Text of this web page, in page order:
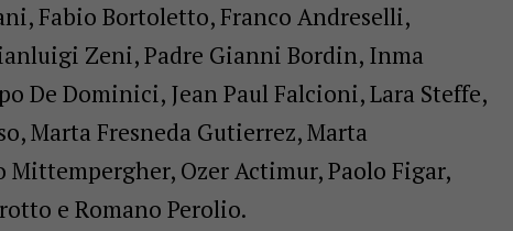
Fabio Bortoletto, Franco Andreselli,
Zeni, Padre Gianni Bordin, Inma
De Dominici, Jean Paul Falcioni, Lara Steffe,
Marta Fresneda Gutierrez, Marta
Ozer Actimur, Paolo Figar,
e Romano Perolio.